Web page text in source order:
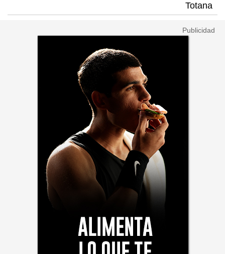
Totana